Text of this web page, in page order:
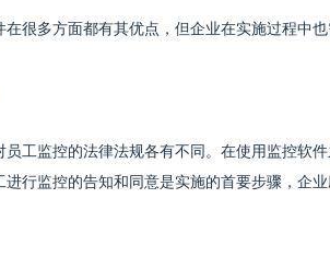
在很多方面都有其优点，但企业在实施过程中
员工监控的法律法规各有不同。在使用监控软
行监控的告知和同意是实施的首要步骤，企